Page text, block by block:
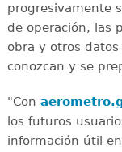
progresivamente
de operación, las
obra y otros
conozcan y se
"Con
los futuros
información útil